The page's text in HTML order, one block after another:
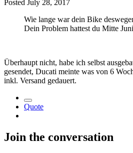
Posted July 28, 2017
Wie lange war dein Bike
Dein Problem hattest du Mitte
Überhaupt nicht, habe ich selbst
gesendet, Ducati meinte was von 6
inkl. Versand gedauert.
Quote
Join the conversation